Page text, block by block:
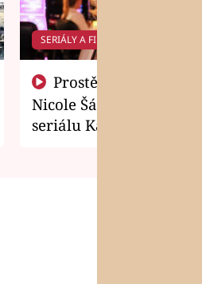
SERIÁLY A FILMY
Nicole Šáchová získala
seriálu Kamarádi